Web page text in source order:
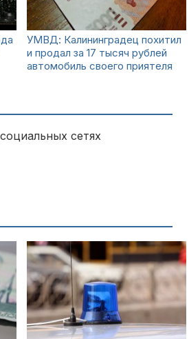
УМВД: Калининградец похитил
и продал за 17 тысяч рублей
автомобиль своего приятеля
сетях